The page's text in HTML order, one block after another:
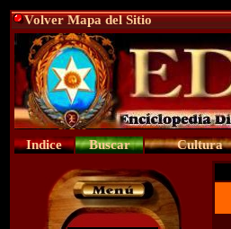
Volver Mapa del Sitio
Indice Buscar Cultura